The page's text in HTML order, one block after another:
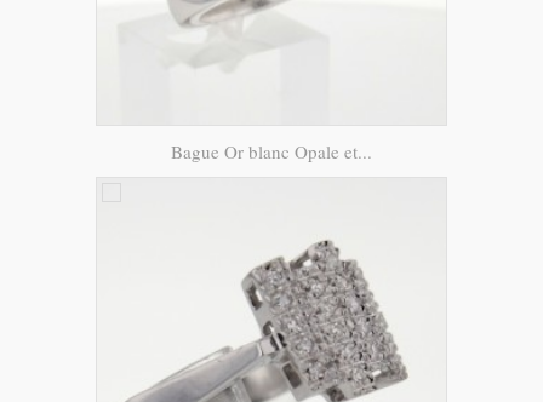
Bague Or blanc Opale et...